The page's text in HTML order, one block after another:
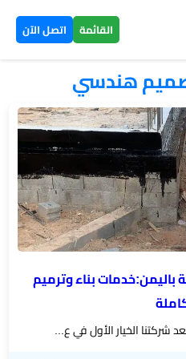
القائمة اتصل الآن
هندسي
بناء وترميم
شركتنا الخيار الأول في ع...